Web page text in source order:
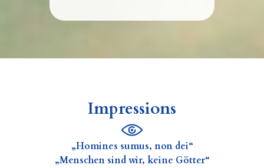
Impressions
„Homines sumus, non dei“
„Menschen sind wir, keine Götter“